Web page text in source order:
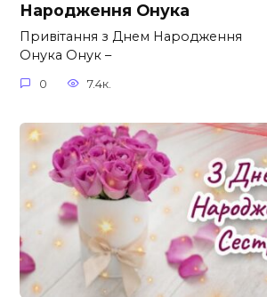
Народження Онука
Привітання з Днем Народження
Онука Онук –
0 7.4к.